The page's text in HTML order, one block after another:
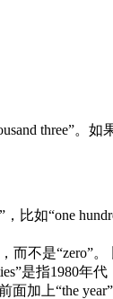
three”。如
比如“one
不是“zero”
是指1980年代
加上“the